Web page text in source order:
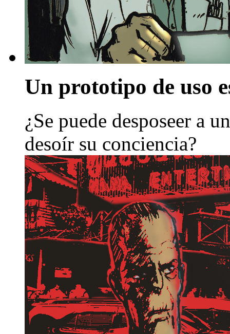
Un prototipo de uso
¿Se puede desposeer a
desoír su conciencia?